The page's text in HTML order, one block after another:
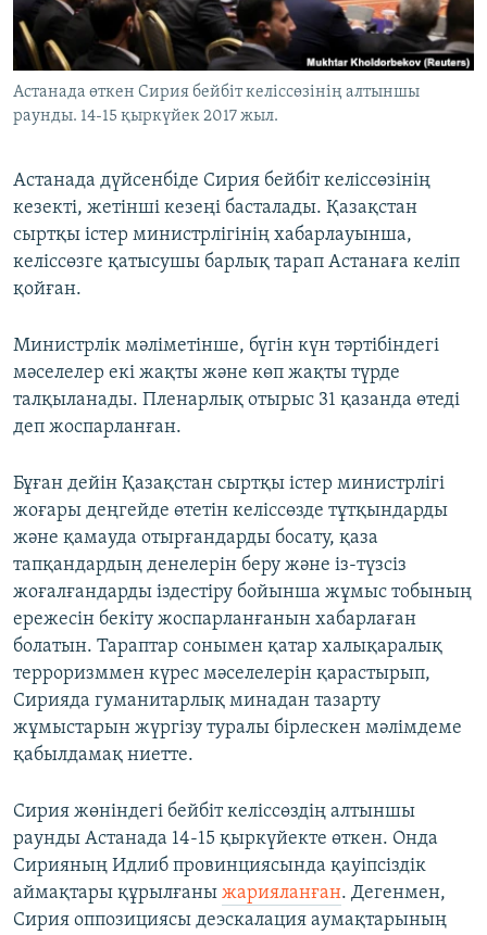
ЖАЗЫЛЫҢЫЗ
Басқа тілдерде
Астанада өткен Сирия бейбіт келіссөзінің алтыншы
раунды. 14-15 қыркүйек 2017 жыл.
Астанада дүйсенбіде Сирия бейбіт келіссөзінің
кезекті, жетінші кезеңі басталады. Қазақстан
сыртқы істер министрлігінің хабарлауынша,
келіссөзге қатысушы барлық тарап Астанаға келіп
қойған.
Министрлік мәліметінше, бүгін күн тәртібіндегі
мәселелер екі жақты және көп жақты түрде
талқыланады. Пленарлық отырыс 31 қазанда өтеді
деп жоспарланған.
Бұған дейін Қазақстан сыртқы істер министрлігі
жоғары деңгейде өтетін келіссөзде тұтқындарды
және қамауда отырғандарды босату, қаза
тапқандардың денелерін беру және із-түзсіз
жоғалғандарды іздестіру бойынша жұмыс тобының
ережесін бекіту жоспарланғанын хабарлаған
болатын. Тараптар сонымен қатар халықаралық
терроризммен күрес мәселелерін қарастырып,
Сирияда гуманитарлық минадан тазарту
жұмыстарын жүргізу туралы бірлескен мәлімдеме
қабылдамақ ниетте.
Сирия жөніндегі бейбіт келіссөздің алтыншы
раунды Астанада 14-15 қыркүйекте өткен. Онда
Сирияның Идлиб провинциясында қауіпсіздік
аймақтары құрылғаны жарияланған. Дегенмен,
Сирия оппозициясы деэскалация аумақтарының